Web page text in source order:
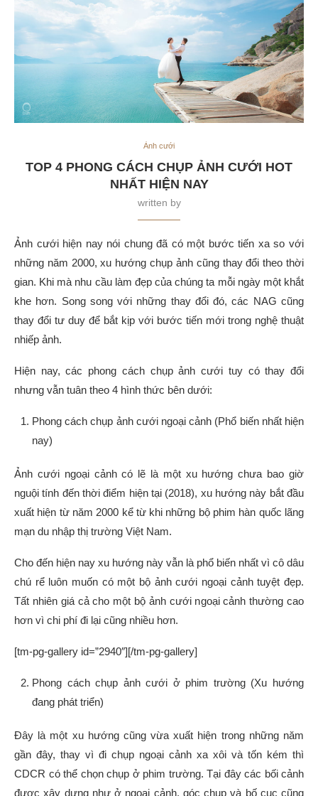
Ảnh cưới
TOP 4 PHONG CÁCH CHỤP ẢNH CƯỚI HOT
NHẤT HIỆN NAY
written by
Ảnh cưới hiện nay nói chung đã có một bước tiến xa so với
những năm 2000, xu hướng chụp ảnh cũng thay đổi theo thời
gian. Khi mà nhu cầu làm đẹp của chúng ta mỗi ngày một khắt
khe hơn. Song song với những thay đổi đó, các NAG cũng
thay đổi tư duy để bắt kịp với bước tiến mới trong nghệ thuật
nhiếp ảnh.
Hiện nay, các phong cách chụp ảnh cưới tuy có thay đổi
nhưng vẫn tuân theo 4 hình thức bên dưới:
Phong cách chụp ảnh cưới ngoại cảnh (Phổ biến nhất hiện
nay)
Ảnh cưới ngoại cảnh có lẽ là một xu hướng chưa bao giờ
nguội tính đến thời điểm hiện tại (2018), xu hướng này bắt đầu
xuất hiện từ năm 2000 kể từ khi những bộ phim hàn quốc lãng
mạn du nhập thị trường Việt Nam.
Cho đến hiện nay xu hướng này vẫn là phổ biến nhất vì cô dâu
chú rể luôn muốn có một bộ ảnh cưới ngoại cảnh tuyệt đẹp.
Tất nhiên giá cả cho một bộ ảnh cưới ngoại cảnh thường cao
hơn vì chi phí đi lại cũng nhiều hơn.
[tm-pg-gallery id=”2940″][/tm-pg-gallery]
Phong cách chụp ảnh cưới ở phim trường (Xu hướng
đang phát triển)
Đây là một xu hướng cũng vừa xuất hiện trong những năm
gần đây, thay vì đi chụp ngoại cảnh xa xôi và tốn kém thì
CDCR có thể chọn chụp ở phim trường. Tại đây các bối cảnh
được xây dựng như ở ngoại cảnh, góc chụp và bố cục cũng